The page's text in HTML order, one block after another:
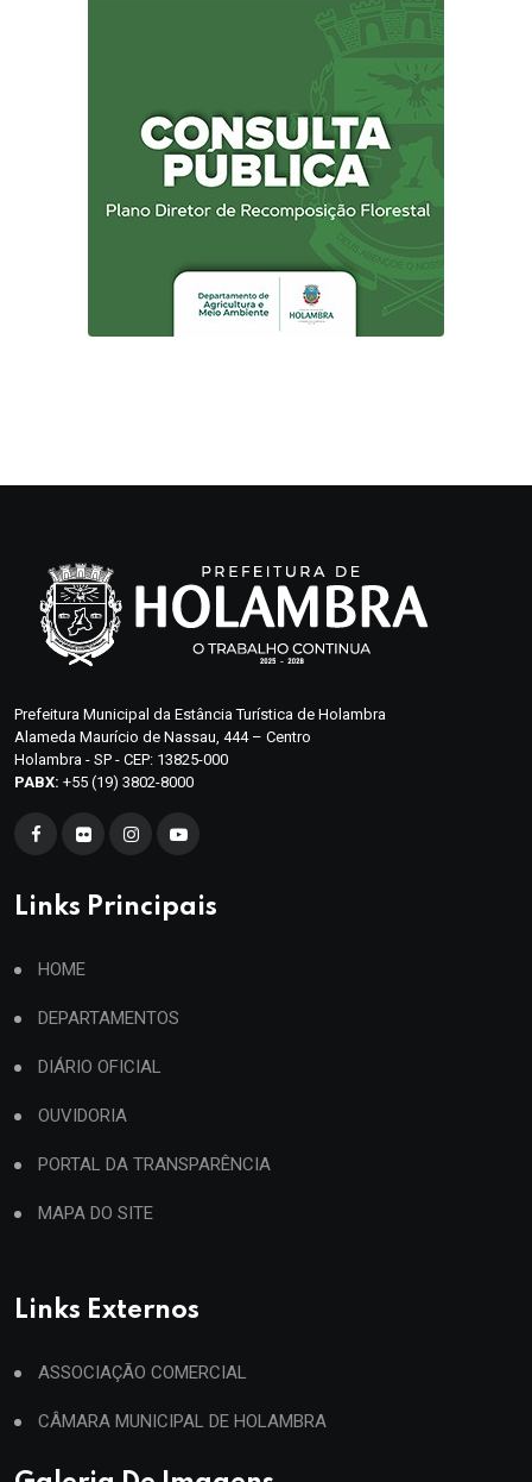
Prefeitura Municipal da Estância Turística de Holambra
Alameda Maurício de Nassau, 444 – Centro
Holambra - SP - CEP: 13825-000
PABX: +55 (19) 3802-8000
Links Principais
HOME
DEPARTAMENTOS
DIÁRIO OFICIAL
OUVIDORIA
PORTAL DA TRANSPARÊNCIA
MAPA DO SITE
Links Externos
ASSOCIAÇÃO COMERCIAL
CÂMARA MUNICIPAL DE HOLAMBRA